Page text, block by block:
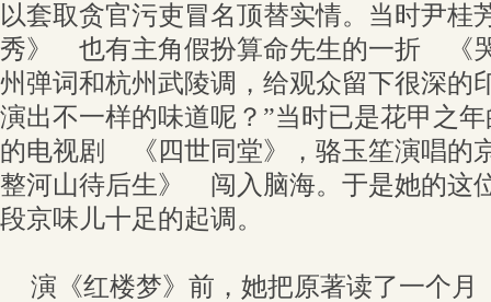
以套取贪官污吏冒名顶替实情。当时尹
秀》 也有主角假扮算命先生的一折 《
州弹词和杭州武陵调，给观众留下很深的
演出不一样的味道呢？”当时已是花甲之
的电视剧 《四世同堂》，骆玉笙演唱的
整河山待后生》 闯入脑海。于是她的这
段京味儿十足的起调。
演《红楼梦》前，她把原著读了一个月